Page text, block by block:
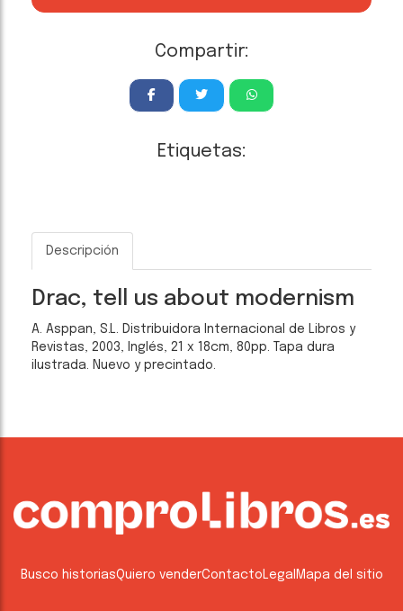
Compartir:
Etiquetas:
Descripción
Drac, tell us about modernism
A. Asppan, S.L. Distribuidora Internacional de Libros y
Revistas, 2003, Inglés, 21 x 18cm, 80pp. Tapa dura
ilustrada. Nuevo y precintado.
Busco historiasQuiero venderContacto Legal Mapa del sitio